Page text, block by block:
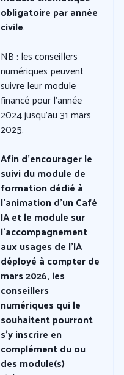
obligatoire par année
civile.
NB: les conseillers
numériques peuvent
suivre leur module
financé pour l’année
2024 jusqu’au 31 mars
2025.
Afin d’encourager le
suivi dumodule de
formation dédié à
l’animation d’un Café
IA et le module sur
l’accompagnement
aux usages de l’IA
déployé à compter de
mars 2026, les
conseillers
numériques qui le
souhaitent pourront
s’y inscrire en
complément du ou
des module(s)